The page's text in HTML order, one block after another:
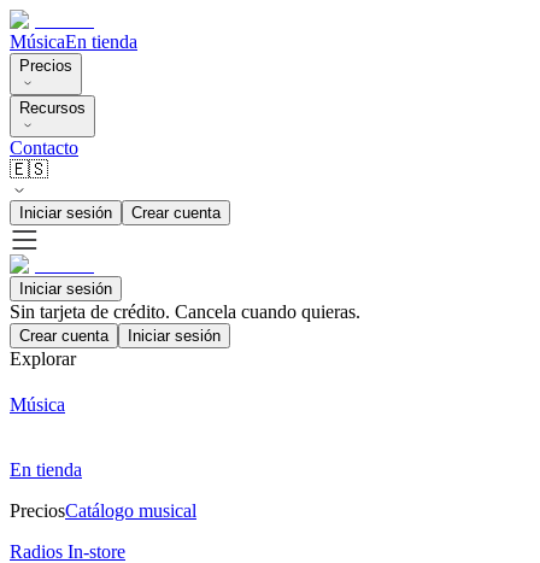
MúsicaEn tienda
Precios
Recursos
Contacto
🇪🇸
Iniciar sesión Crear cuenta
Iniciar sesión
Sin tarjeta de crédito. Cancela cuando quieras.
Crear cuenta Iniciar sesión
Explorar
Música
En tienda
PreciosCatálogo musical
Radios In-store